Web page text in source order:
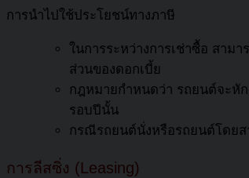
การนำไปใช้ประโยชน์ทางภาษี
ในการระหว่างการเช่าซื้อ สาม
ส่วนของดอกเบี้ย
กฎหมายกำหนดว่า รถยนต์จะหั
รอบปีนั้น
กรณีรถยนต์นั่งหรือรถยนต์โดยส
การลีสซิ่ง (Leasing)